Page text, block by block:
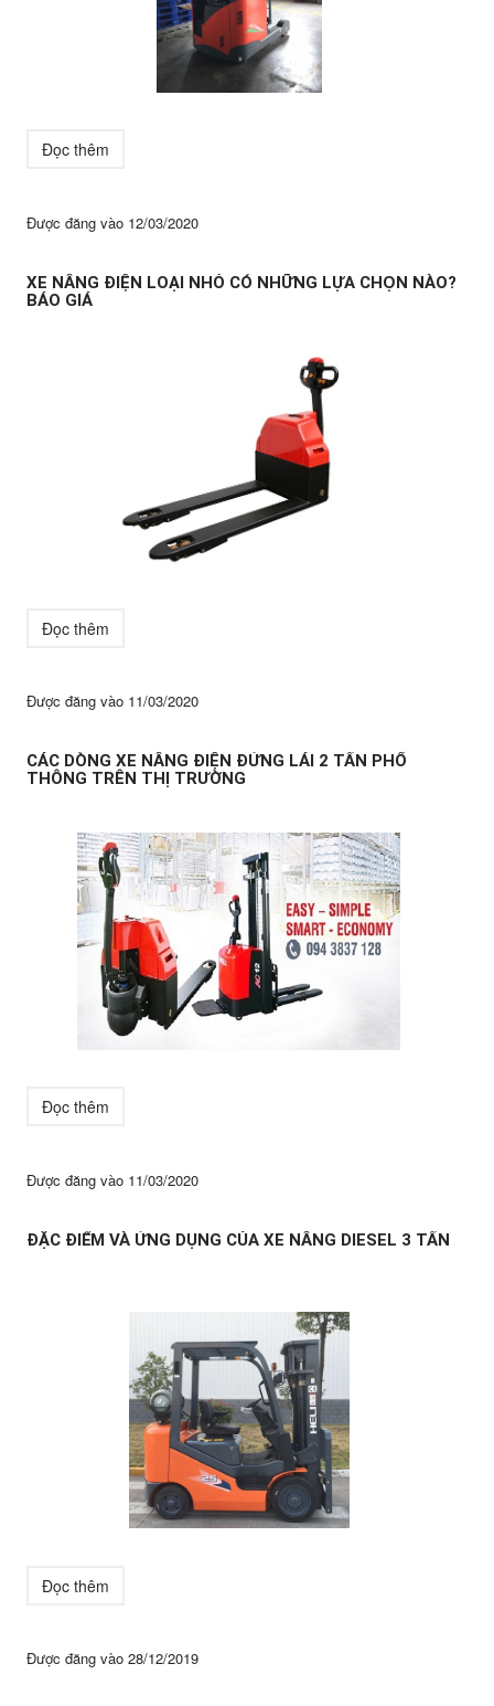
Đọc thêm
Được đăng vào 12/03/2020
XE NÂNG ĐIỆN LOẠI NHỎ CÓ NHỮNG LỰA CHỌN NÀO?
BÁO GIÁ
Đọc thêm
Được đăng vào 11/03/2020
CÁC DÒNG XE NÂNG ĐIỆN ĐỨNG LÁI 2 TẤN PHỔ
THÔNG TRÊN THỊ TRƯỜNG
Đọc thêm
Được đăng vào 11/03/2020
ĐẶC ĐIỂM VÀ ỨNG DỤNG CỦA XE NÂNG DIESEL 3 TẤN
Đọc thêm
Được đăng vào 28/12/2019